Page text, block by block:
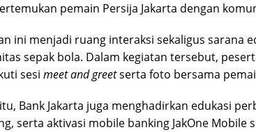
pemain Persija Jakarta dengan
ini menjadi ruang interaksi sekaligus sarana
sepak bola. Dalam kegiatan tersebut,
sesi meet and greetserta foto bersama
Bank Jakarta juga menghadirkan edukasi
serta aktivasi mobile banking JakOne Mobile